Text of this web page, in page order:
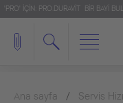
'PRO' IÇIN: PRO.DURAVIT BIR BAYI BUL
Ana sayfa Servis